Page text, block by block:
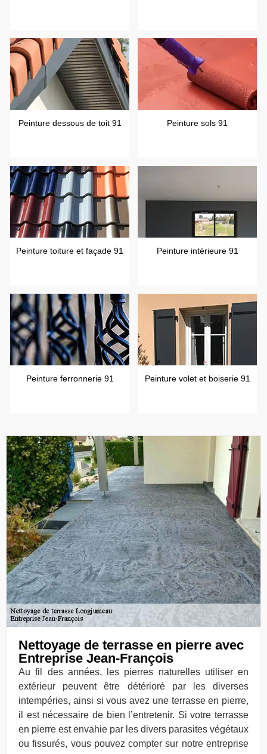
Peinture dessous de toit 91 Peinture sols 91
Peinture toiture et façade 91 Peinture intérieure 91
Peinture ferronnerie 91 Peinture volet et boiserie 91
Nettoyage de terrasse en pierre avec
Entreprise Jean-François
Au fil des années, les pierres naturelles utiliser en
extérieur peuvent être détérioré par les diverses
intempéries, ainsi si vous avez une terrasse en pierre,
il est nécessaire de bien l’entretenir. Si votre terrasse
en pierre est envahie par les divers parasites végétaux
ou fissurés, vous pouvez compter sur notre entreprise